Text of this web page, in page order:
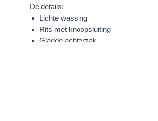
De details:
Lichte wassing
Rits met knoopsluiting
Gladde achterzak